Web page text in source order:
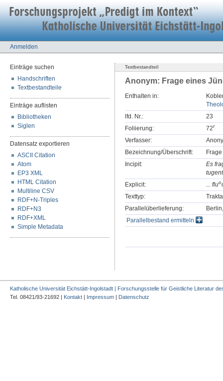
Anmelden
Einträge suchen
Handschriften
Textbestandteile
Einträge auflisten
Bibliotheken
Siglen
Datensatz exportieren
ASCII Citation
Atom
EP3 XML
HTML Citation
Multiline CSV
RDF+N-Triples
RDF+N3
RDF+XML
Simple Metadata
Textbestandteil
Anonym: Frage eines
Enthalten in:
lfd. Nr.:
23
Foliierung:
72r
Verfasser:
Bezeichnung/Überschrift:
Incipit:
Es
Explicit:
... fluo
Texttyp:
Parallelüberlieferung:
Parallelbestand ermitteln
Katholische Universität Eichstätt-Ingolstadt | Forschungsstelle für Geistliche Literatur
Tel. 08421/93-21692 | Kontakt | Impressum | Datenschutz